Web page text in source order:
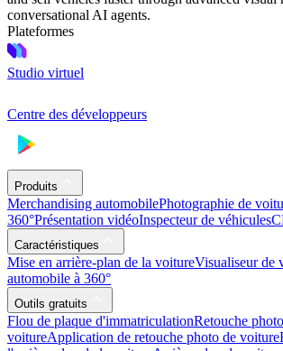
conversational AI agents.
Plateformes
Studio virtuel
Centre des développeurs
Produits
Merchandising automobilePhotographie de
360°Présentation vidéoInspecteur de véhicules
Caractéristiques
Mise en arrière-plan de la voitureVisualiseur de
automobile à 360°
Outils gratuits
Flou de plaque d'immatriculationRetouche
voitureApplication de retouche photo de voiture